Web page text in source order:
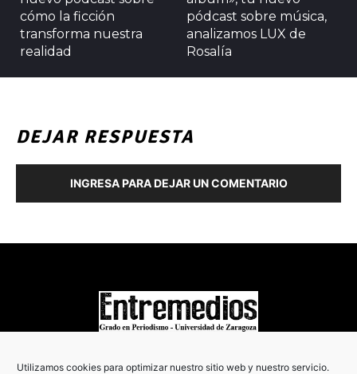
Utilizamos cookies para optimizar nuestro sitio web y nuestro servicio.
cómo la ficción
transforma nuestra
realidad
pódcast sobre música,
analizamos LUX de
Rosalía
DEJAR RESPUESTA
INGRESA PARA DEJAR UN COMENTARIO